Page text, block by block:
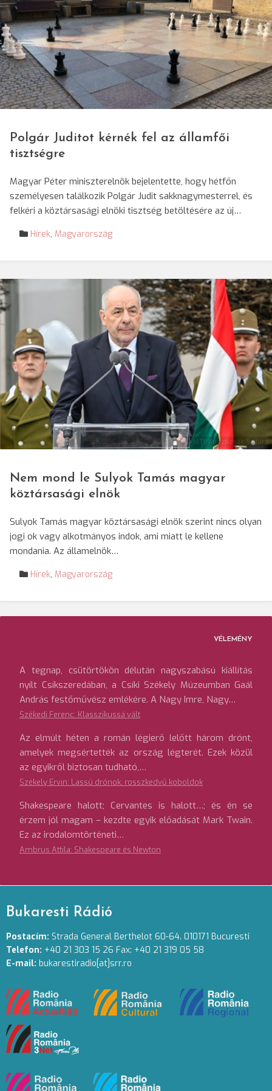
© Mariana Enciu/SRR
Polgár Juditot kérnék fel az államfői
tisztségre
Magyar Péter miniszterelnök bejelentette, hogy hétfőn
személyesen találkozik Polgár Judit sakknagymesterrel, és
felkéri a köztársasági elnöki tisztség betöltésére az új…
Hírek, Magyarország
© MTI/Koszticsák Szilárd
Nem mond le Sulyok Tamás magyar
köztársasági elnök
Sulyok Tamás magyar köztársasági elnök szerint nincs olyan
jogi ok vagy alkotmányos indok, ami miatt le kellene
mondania. Az államelnök…
Hírek, Magyarország
VÉLEMÉNY
A tegnap, csütörtökön délután nagyszabású kiállítás
nyílt Csíkszeredában, a Csíki Székely Múzeumban Gaál
András festőművész emlékére. A Nagy Imre, Nagy…
Székedi Ferenc: Klasszikussá vált
Az elmúlt héten a román légierő lelőtt három drónt,
amelyek megsértették az ország légterét. Ezek közül
az egyikről biztosan tudható,…
Székely Ervin: Lassú drónok, rosszkedvű koboldok
Shakespeare halott; Cervantes is halott…; és én se
érzem jól magam – kezdte egyik előadását Mark Twain.
Ez az irodalomtörténeti…
Ambrus Attila: Shakespeare és Newton
Bukaresti Rádió
Postacím: Strada General Berthelot 60-64. 010171 Bucuresti
Telefon: +40 21 303 15 26 Fax: +40 21 319 05 58
E-mail: bukarestiradio[at]srr.ro